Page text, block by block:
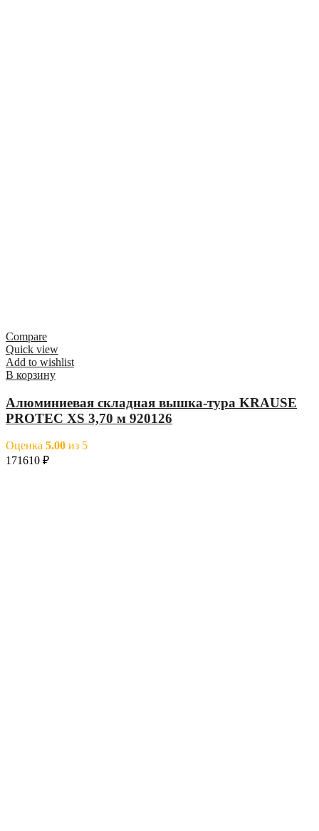
Compare
Quick view
Add to wishlist
В корзину
Алюминиевая складная вышка-тура KRAUSE
PROTEC XS 3,70 м 920126
Оценка 5.00 из 5
171610 ₽